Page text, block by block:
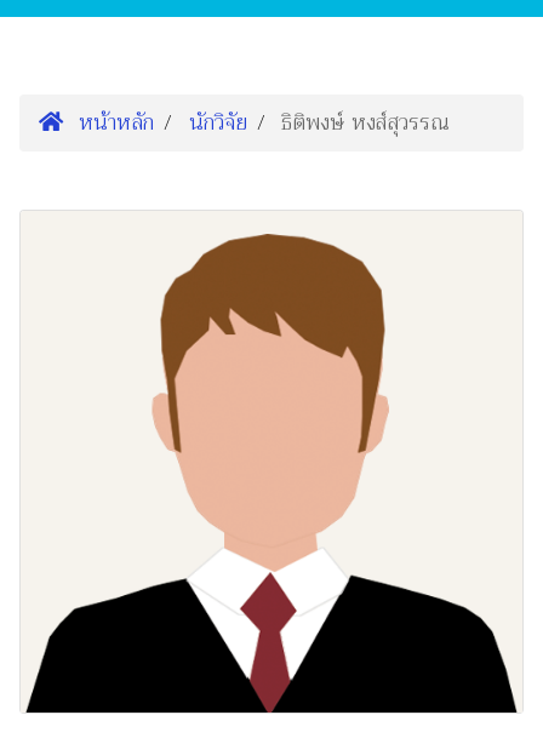
หน้าหลัก นักวิจัย ธิติพงษ์ หงส์สุวรรณ